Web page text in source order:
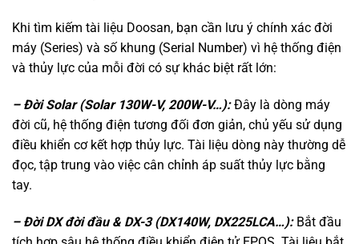
Khi tìm kiếm tài liệu Doosan, bạn cần lưu ý chính xác đời
máy (Series) và số khung (Serial Number) vì hệ thống điện
và thủy lực của mỗi đời có sự khác biệt rất lớn:
– Đời Solar (Solar 130W-V, 200W-V…):Đây là dòng máy
đời cũ, hệ thống điện tương đối đơn giản, chủ yếu sử dụng
điều khiển cơ kết hợp thủy lực. Tài liệu dòng này thường dễ
đọc, tập trung vào việc cân chỉnh áp suất thủy lực bằng
tay.
– Đời DX đời đầu & DX-3 (DX140W, DX225LCA…):Bắt đầu